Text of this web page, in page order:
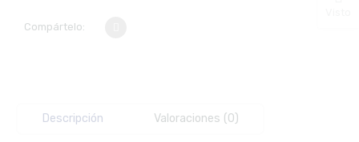
Compártelo:
Descripción Valoraciones (0)